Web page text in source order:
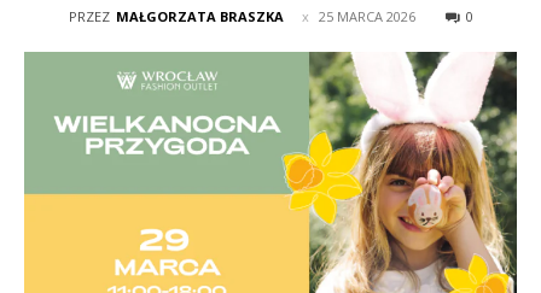
PRZEZ MAŁGORZATA BRASZKA 25 MARCA 2026 0